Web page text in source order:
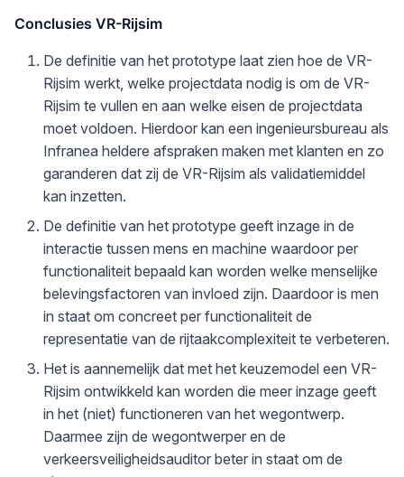
Conclusies VR-Rijsim
De definitie van het prototype laat zien hoe de VR-
Rijsim werkt, welke projectdata nodig is om de VR-
Rijsim te vullen en aan welke eisen de projectdata
moet voldoen. Hierdoor kan een ingenieursbureau als
Infranea heldere afspraken maken met klanten en zo
garanderen dat zij de VR-Rijsim als validatiemiddel
kan inzetten.
De definitie van het prototype geeft inzage in de
interactie tussen mens en machine waardoor per
functionaliteit bepaald kan worden welke menselijke
belevingsfactoren van invloed zijn. Daardoor is men
in staat om concreet per functionaliteit de
representatie van de rijtaakcomplexiteit te verbeteren.
Het is aannemelijk dat met het keuzemodel een VR-
Rijsim ontwikkeld kan worden die meer inzage geeft
in het (niet) functioneren van het wegontwerp.
Daarmee zijn de wegontwerper en de
verkeersveiligheidsauditor beter in staat om de